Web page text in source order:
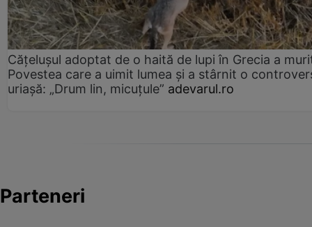
Cățelușul adoptat de o haită de lupi în Grecia a
Povestea care a uimit lumea și a stârnit o
uriașă: „Drum lin, micuțule” adevarul.ro
Parteneri